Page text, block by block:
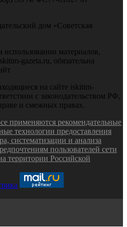
дом «Советская
материалов,
gazeta.ru, обязательна
на сайте iskitim-
с законодательством РФ,
и смежных правах.
применяются рекомендательные
технологии предоставления
систематизации и анализа
пользователей сети
территории Российской